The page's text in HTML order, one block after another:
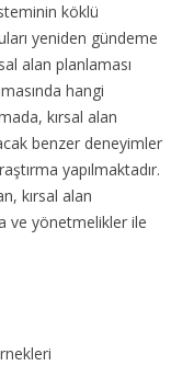
köklü
yeniden gündeme
alan planlaması
hangi
kırsal alan
benzer deneyimler
yapılmaktadır.
kırsal alan
ve yönetmelikler ile